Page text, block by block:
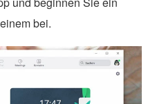
bei.